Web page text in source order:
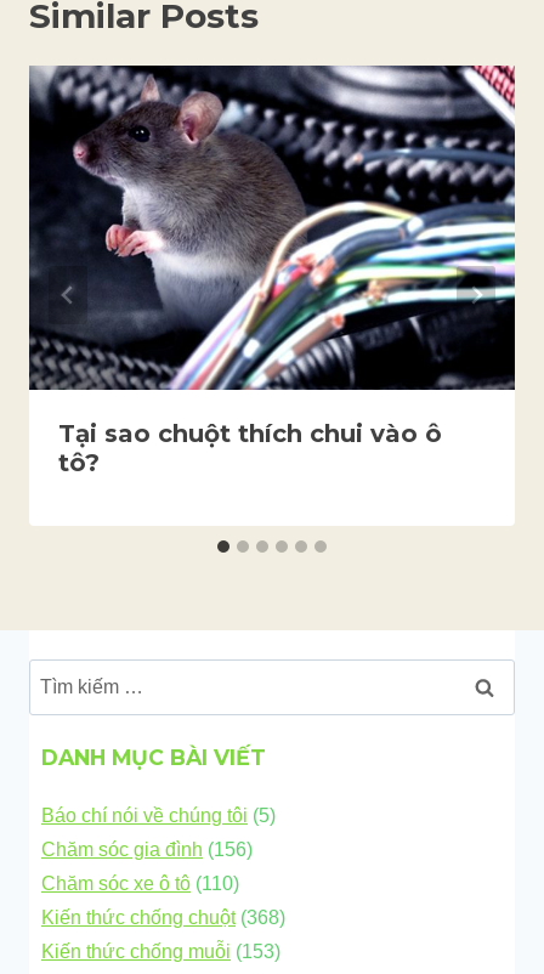
Similar Posts
Tại sao chuột thích chui vào ô
tô?
Tìm
kiếm
cho:
DANH MỤC BÀI VIẾT
Báo chí nói về chúng tôi (5)
Chăm sóc gia đình (156)
Chăm sóc xe ô tô (110)
Kiến thức chống chuột(368)
Kiến thức chống muỗi (153)